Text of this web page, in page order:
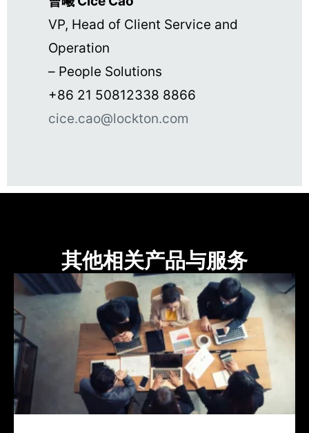
VP, Head of Client Service and
Operation
– People Solutions
+86 21 50812338 8866
cice.cao@lockton.com
其他相关产品与服务